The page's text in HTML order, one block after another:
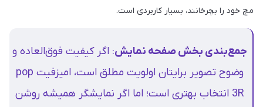
مچ خود را بچرخانند، بسیار کاربردی است.
جمع‌بندی بخش صفحه نمایش: اگر کیفیت فوق‌العاده و
وضوح تصویر برایتان اولویت مطلق است، امیزفیت pop
3R انتخاب بهتری است؛ اما اگر نمایشگر همیشه روشن